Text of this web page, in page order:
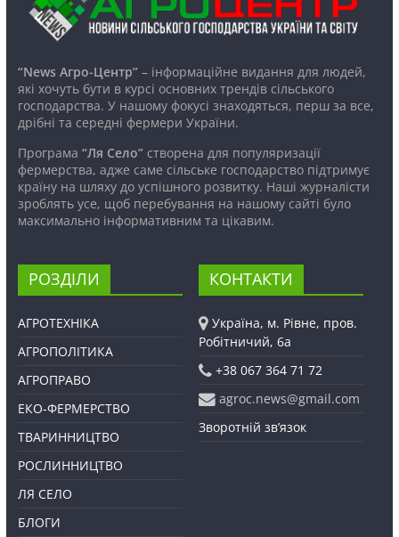
“News Агро-Центр”– інформаційне видання для людей,
які хочуть бути в курсі основних трендів сільського
господарства. У нашому фокусі знаходяться, перш за все,
дрібні та середні фермери України.
Програма “Ля Село”створена для популяризації
фермерства, адже саме сільське господарство підтримує
країну на шляху до успішного розвитку. Наші журналісти
зроблять усе, щоб перебування на нашому сайті було
максимально інформативним та цікавим.
РОЗДІЛИ
АГРОТЕХНІКА
АГРОПОЛІТИКА
АГРОПРАВО
ЕКО-ФЕРМЕРСТВО
ТВАРИННИЦТВО
РОСЛИННИЦТВО
ЛЯ СЕЛО
БЛОГИ
КОНТАКТИ
Україна, м. Рівне, пров.
Робітничий, 6а
+38 067 364 71 72
agroc.news@gmail.com
Зворотній зв’язок